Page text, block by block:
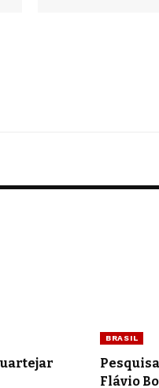
BRASIL
Flávio